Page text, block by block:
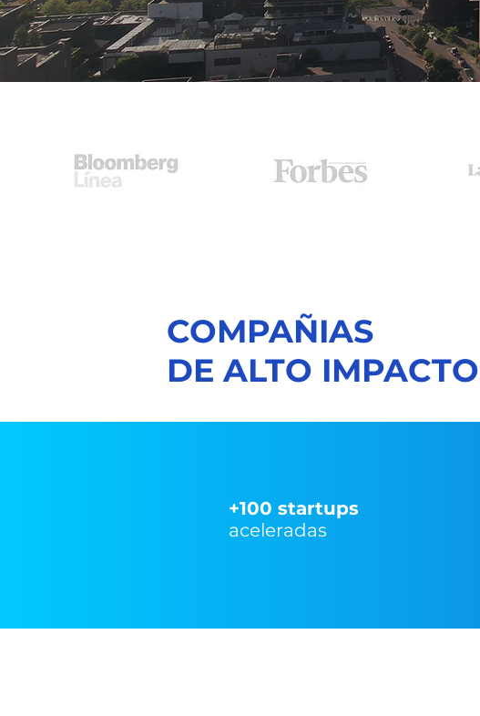
COMPAÑIAS
DE ALTO IMPACTO
+100 startups
aceleradas